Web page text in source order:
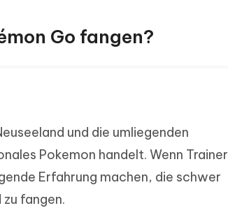
Go fangen?
und die umliegenden
Pokemon handelt. Wenn Trainer
Erfahrung machen, die schwer
fangen.